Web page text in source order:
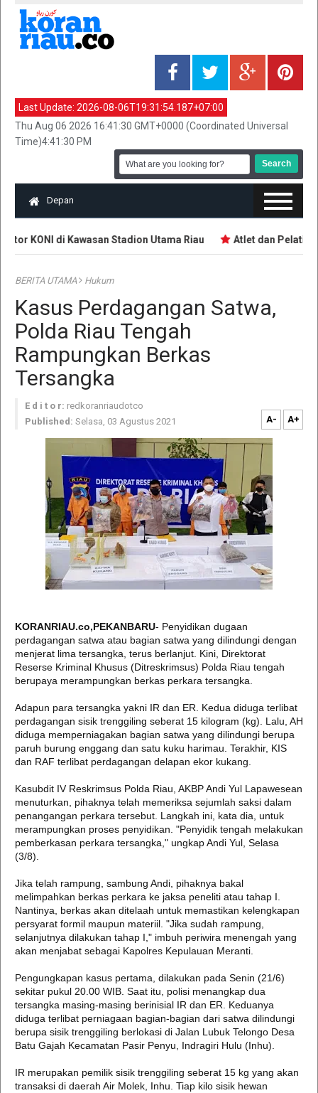
Last Update: 2026-08-06T19:31:54.187+07:00
Thu Aug 06 2026 16:41:30 GMT+0000 (Coordinated Universal
Time)4:41:30 PM
Depan
KONI di Kawasan Stadion Utama Riau Atlet dan Pelatih
BERITA UTAMA Hukum
Kasus Perdagangan Satwa,
Polda Riau Tengah
Rampungkan Berkas
Tersangka
E d i t o r: redkoranriaudotco
Published: Selasa, 03 Agustus 2021 A- A+
KORANRIAU.co,PEKANBARU- Penyidikan dugaan
perdagangan satwa atau bagian satwa yang dilindungi dengan
menjerat lima tersangka, terus berlanjut. Kini, Direktorat
Reserse Kriminal Khusus (Ditreskrimsus) Polda Riau tengah
berupaya merampungkan berkas perkara tersangka.
Adapun para tersangka yakni IR dan ER. Kedua diduga terlibat
perdagangan sisik trenggiling seberat 15 kilogram (kg). Lalu, AH
diduga memperniagakan bagian satwa yang dilindungi berupa
paruh burung enggang dan satu kuku harimau. Terakhir, KIS
dan RAF terlibat perdagangan delapan ekor kukang.
Kasubdit IV Reskrimsus Polda Riau, AKBP Andi Yul Lapawesean
menuturkan, pihaknya telah memeriksa sejumlah saksi dalam
penangangan perkara tersebut. Langkah ini, kata dia, untuk
merampungkan proses penyidikan. "Penyidik tengah melakukan
pemberkasan perkara tersangka," ungkap Andi Yul, Selasa
(3/8).
Jika telah rampung, sambung Andi, pihaknya bakal
melimpahkan berkas perkara ke jaksa peneliti atau tahap I.
Nantinya, berkas akan ditelaah untuk memastikan kelengkapan
persyarat formil maupun materiil. "Jika sudah rampung,
selanjutnya dilakukan tahap I," imbuh periwira menengah yang
akan menjabat sebagai Kapolres Kepulauan Meranti.
Pengungkapan kasus pertama, dilakukan pada Senin (21/6)
sekitar pukul 20.00 WIB. Saat itu, polisi menangkap dua
tersangka masing-masing berinisial IR dan ER. Keduanya
diduga terlibat perniagaan bagian-bagian dari satwa dilindungi
berupa sisik trenggiling berlokasi di Jalan Lubuk Telongo Desa
Batu Gajah Kecamatan Pasir Penyu, Indragiri Hulu (Inhu).
IR merupakan pemilik sisik trenggiling seberat 15 kg yang akan
transaksi di daerah Air Molek, Inhu. Tiap kilo sisik hewan